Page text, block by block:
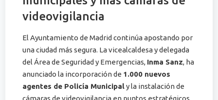
videovigilancia
El Ayuntamiento de Madrid continúa apostando por
una ciudad más segura. La vicealcaldesa y delegada
del Área de Seguridad y Emergencias, Inma Sanz, ha
anunciado la incorporación de 1.000 nuevos
agentes de Policía Municipaly la instalación de
cámaras de videovigilancia en puntos estratégicos